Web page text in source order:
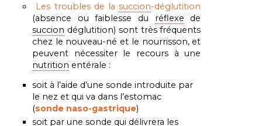
Les troubles de lasuccion-déglutition
(absence ou faiblesse du réflexe de
succion déglutition) sont très fréquents
chez le nouveau-né et le nourrisson, et
peuvent nécessiter le recours à une
nutrition entérale :
soit à l’aide d’une sonde introduite par
le nez et qui va dans l’estomac
(sonde naso-gastrique)
soit par une sonde qui délivrera les